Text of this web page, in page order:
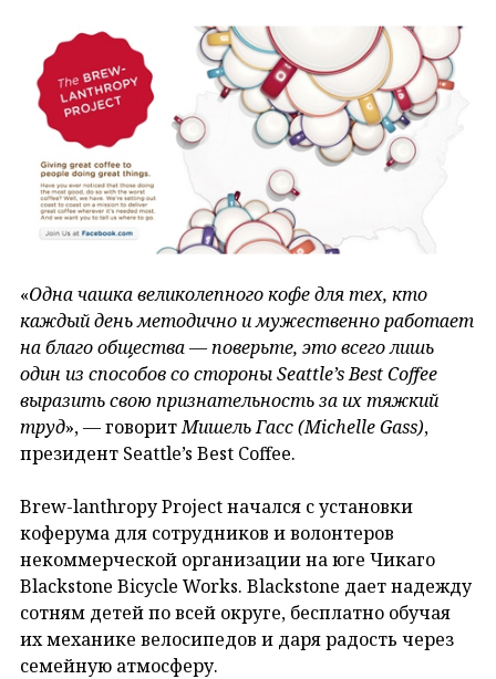
«Одна чашка великолепного кофе для тех, кто
каждый день методично и мужественно работает
на благо общества — поверьте, это всего лишь
один из способов со стороны Seattle’s Best Coffee
выразить свою признательность за их тяжкий
труд», — говоритМишель Гасс (Michelle Gass),
президент Seattle’s Best Coffee.
Brew-lanthropy Project начался с установки
коферума для сотрудников и волонтеров
некоммерческой организации на юге Чикаго
Blackstone Bicycle Works. Blackstone дает надежду
сотням детей по всей округе, бесплатно обучая
их механике велосипедов и даря радость через
семейную атмосферу.